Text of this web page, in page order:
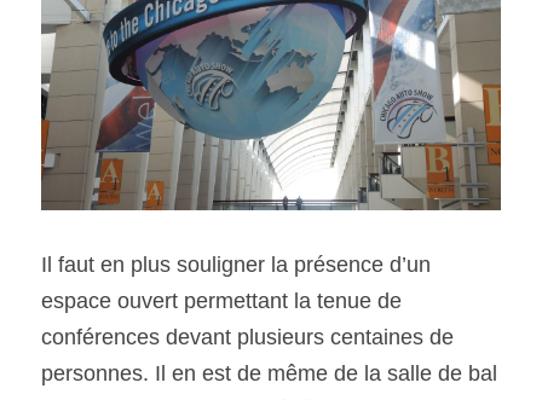
Il faut en plus souligner la présence d’un
espace ouvert permettant la tenue de
conférences devant plusieurs centaines de
personnes. Il en est de même de la salle de bal